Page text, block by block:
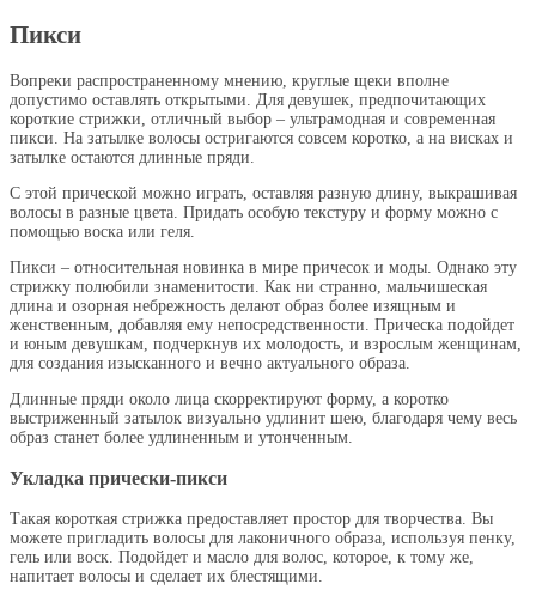
Пикси
Вопреки распространенному мнению, круглые щеки вполне
допустимо оставлять открытыми. Для девушек, предпочитающих
короткие стрижки, отличный выбор – ультрамодная и современная
пикси. На затылке волосы остригаются совсем коротко, а на висках и
затылке остаются длинные пряди.
С этой прической можно играть, оставляя разную длину, выкрашивая
волосы в разные цвета. Придать особую текстуру и форму можно с
помощью воска или геля.
Пикси – относительная новинка в мире причесок и моды. Однако эту
стрижку полюбили знаменитости. Как ни странно, мальчишеская
длина и озорная небрежность делают образ более изящным и
женственным, добавляя ему непосредственности. Прическа подойдет
и юным девушкам, подчеркнув их молодость, и взрослым женщинам,
для создания изысканного и вечно актуального образа.
Длинные пряди около лица скорректируют форму, а коротко
выстриженный затылок визуально удлинит шею, благодаря чему весь
образ станет более удлиненным и утонченным.
Укладка прически-пикси
Такая короткая стрижка предоставляет простор для творчества. Вы
можете пригладить волосы для лаконичного образа, используя пенку,
гель или воск. Подойдет и масло для волос, которое, к тому же,
напитает волосы и сделает их блестящими.